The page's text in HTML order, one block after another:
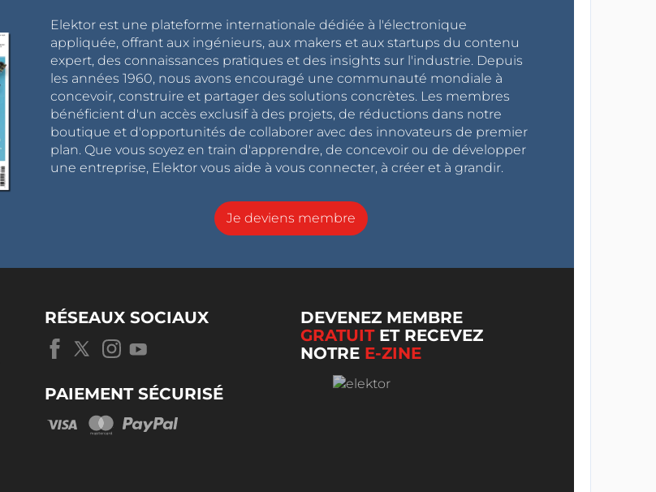
Elektor est une plateforme internationale dédiée à l'électronique
appliquée, offrant aux ingénieurs, aux makers et aux startups du contenu
expert, des connaissances pratiques et des insights sur l'industrie. Depuis
les années 1960, nous avons encouragé une communauté mondiale à
concevoir, construire et partager des solutions concrètes. Les membres
bénéficient d'un accès exclusif à des projets, de réductions dans notre
boutique et d'opportunités de collaborer avec des innovateurs de premier
plan. Que vous soyez en train d'apprendre, de concevoir ou de développer
une entreprise, Elektor vous aide à vous connecter, à créer et à grandir.
Je deviens membre
RÉSEAUX SOCIAUX
PAIEMENT SÉCURISÉ
DEVENEZ MEMBRE
GRATUITET RECEVEZ
NOTRE E-ZINE